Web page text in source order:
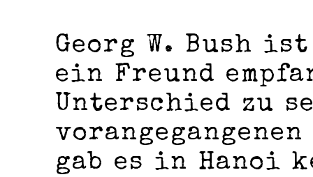
Georg W. Bush
ein Freund
Unterschied zu
gab es in Hanoi